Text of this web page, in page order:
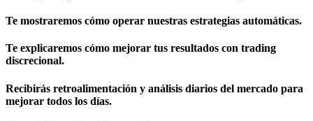
Te mostraremos cómo operar nuestras estrategias automáticas.
Te explicaremos cómo mejorar tus resultados con trading
discrecional.
Recibirás retroalimentación y análisis diarios del mercado para
mejorar todos los días.